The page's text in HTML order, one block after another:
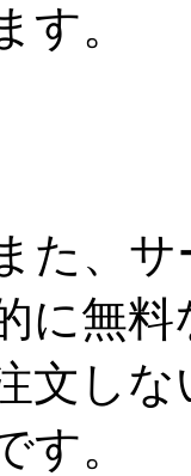
す。
た、
に無
文しな
す。